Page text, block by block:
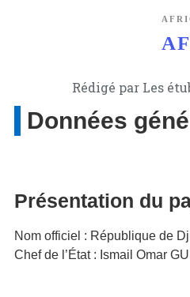
Rédigé par Les
Données
Présentation du
Nom officiel : République de
Chef de l’État : Ismail Omar